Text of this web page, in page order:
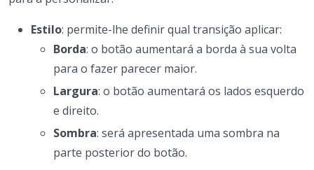
Estilo: permite-lhe definir qual transição aplicar:
Borda: o botão aumentará a borda à sua volta
para o fazer parecer maior.
Largura: o botão aumentará os lados esquerdo
e direito.
Sombra: será apresentada uma sombra na
parte posterior do botão.